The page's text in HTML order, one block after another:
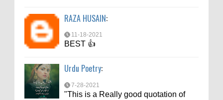
6-6-2021
bahut acche se bataya
RAZA HUSAIN:
11-18-2021
BEST 👍
Urdu Poetry:
7-28-2021
"This is a Really good quotation of